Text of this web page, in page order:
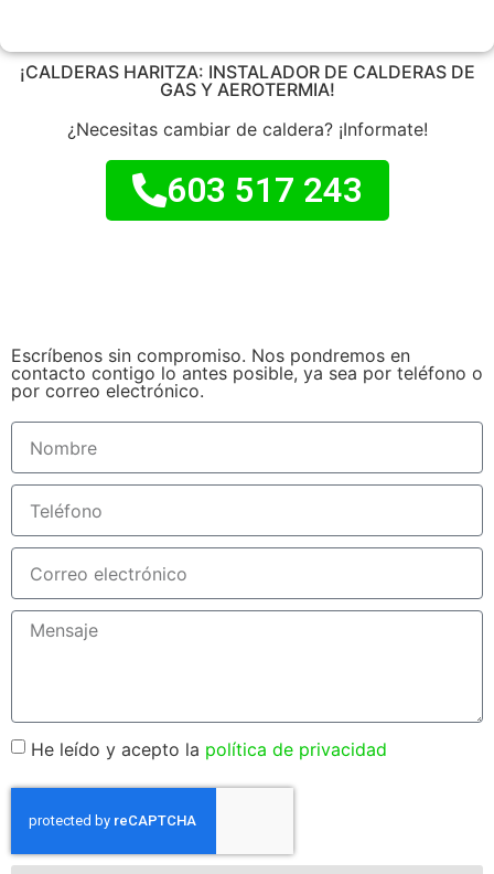
¡CALDERAS HARITZA: INSTALADOR DE CALDERAS DE
GAS Y AEROTERMIA!
¿Necesitas cambiar de caldera? ¡Informate!
603 517 243
Escríbenos sin compromiso. Nos pondremos en
contacto contigo lo antes posible, ya sea por teléfono o
por correo electrónico.
He leído y acepto la política de privacidad